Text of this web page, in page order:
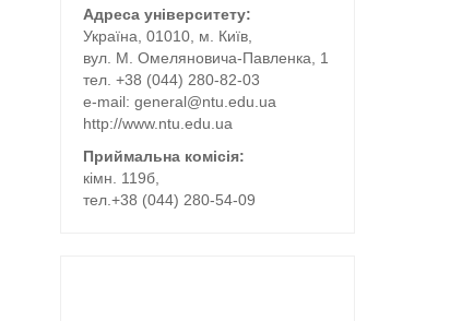
Адреса університету:
Україна, 01010, м. Київ,
вул. М. Омеляновича-Павленка, 1
тел. +38 (044) 280-82-03
е-mail: general@ntu.edu.ua
http://www.ntu.edu.ua
Приймальна комісія:
кімн. 119б,
тел.+38 (044) 280-54-09